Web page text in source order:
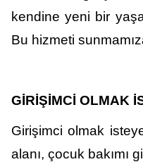
kendine yeni bir
Bu hizmeti
GİRİŞİMCİ OLMAK
Girişimci olmak
alanı, çocuk bakımı